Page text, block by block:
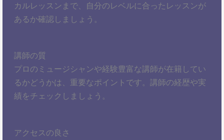
カルレッスンまで、自分のレベルに合ったレッスンが
あるか確認しましょう。
講師の質
プロのミュージシャンや経験豊富な講師が在籍してい
るかどうかは、重要なポイントです。講師の経歴や実
績をチェックしましょう。
アクセスの良さ